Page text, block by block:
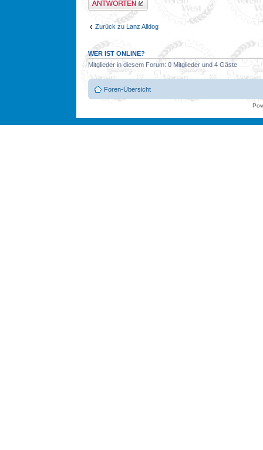
Zurück zu Lanz Alldog
WER IST ONLINE?
Mitglieder in diesem Forum: 0 Mitglieder und 4 Gäste
Foren-Übersicht